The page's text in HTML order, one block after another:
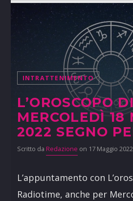
INTRATTENIMENTO
L’OROSCOPO
MERCOLEDÌ 18
2022 SEGNO
Scritto da Redazione on 17 Maggio 2022
L’appuntamento con
Radiotime, anche per